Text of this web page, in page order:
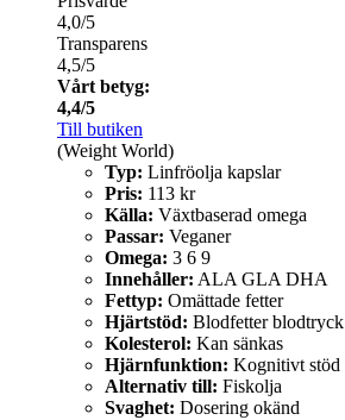
4,0/5
Transparens
4,5/5
Vårt betyg:
4,4/5
Till butiken
(Weight World)
Typ: Linfröolja kapslar
Pris: 113 kr
Källa: Växtbaserad omega
Passar: Veganer
Omega: 3 6 9
Innehåller: ALA GLA DHA
Fettyp: Omättade fetter
Hjärtstöd: Blodfetter blodtryck
Kolesterol: Kan sänkas
Hjärnfunktion: Kognitivt stöd
Alternativ till: Fiskolja
Svaghet: Dosering okänd